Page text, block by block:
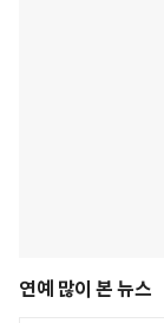
연예 많이 본 뉴스